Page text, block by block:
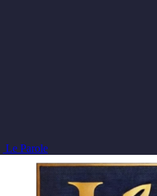
Le Parole